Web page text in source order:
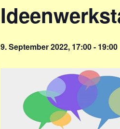
9. September 2022, 17:00- 19:00